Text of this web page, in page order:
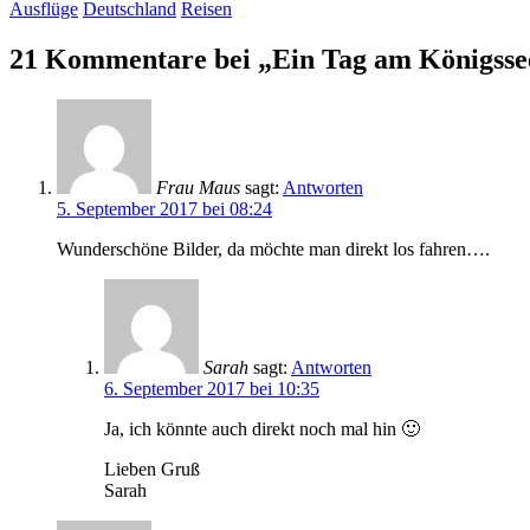
Ausflüge Deutschland Reisen
21 Kommentare bei „Ein Tag am
Frau Maus sagt: Antworten
5. September 2017 bei 08:24
Wunderschöne Bilder, da möchte man direkt los fahren….
Sarah sagt: Antworten
6. September 2017 bei 10:35
Ja, ich könnte auch direkt noch mal hin 🙂
Lieben Gruß
Sarah